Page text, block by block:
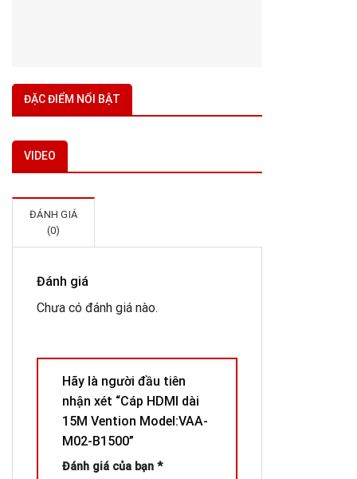
ĐẶC ĐIỂM NỔI BẬT
VIDEO
ĐÁNH GIÁ
(0)
Đánh giá
Chưa có đánh giá nào.
Hãy là người đầu tiên
nhận xét “Cáp HDMI dài
15M Vention Model:VAA-
M02-B1500”
Đánh giá của bạn *